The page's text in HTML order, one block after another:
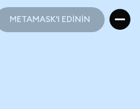
METAMASK'I EDİNİN